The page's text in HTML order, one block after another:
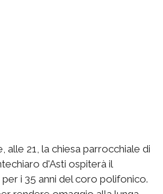
alle 21, la chiesa parrocchiale di
d'Asti ospiterà il
i 35 anni del coro polifonico.